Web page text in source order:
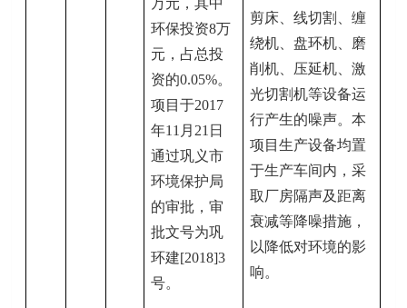
万元 ，其中
环保投资8万
元，占总投
资的0.05%。
项目于201 7
年11 月 21 日
通过巩义市
环境保护局
的审批，审
批文号为巩
环建[2018]3
号。
剪床、线切割、缠
绕机、盘环机、磨
削机、压延机、激
光切割机等设备运
行产生的噪声。本
项目生产设备均置
于生产车间内，采
取厂房隔声及距离
衰减等降噪措施，
以降低对环境的影
响。